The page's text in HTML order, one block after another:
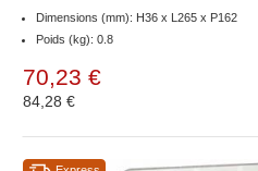
Dimensions (mm): H36 x L265 x P162
Poids (kg): 0.8
70,23 €
84,28 €